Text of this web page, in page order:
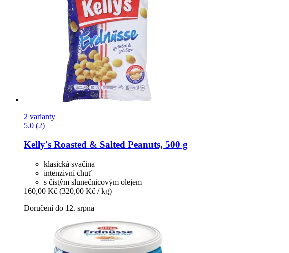
2 varianty
5.0 (2)
Kelly's Roasted & Salted Peanuts, 500 g
klasická svačina
intenzivní chuť
s čistým slunečnicovým olejem
160,00 Kč (320,00 Kč / kg)
Doručení do 12. srpna